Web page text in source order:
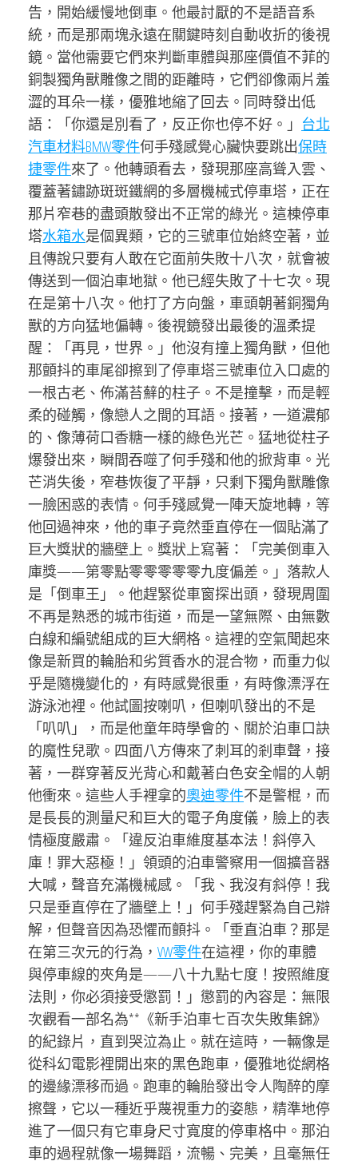
告，開始緩慢地倒車。他最討厭的不是語音系
統，而是那兩塊永遠在關鍵時刻自動收折的後視
鏡。當他需要它們來判斷車體與那座價值不菲的
銅製獨角獸雕像之間的距離時，它們卻像兩片羞
澀的耳朵一樣，優雅地縮了回去。同時發出低
語：「你還是別看了，反正你也停不好。」 台北
汽車材料BMW零件何手殘感覺心臟快要跳出保時
捷零件來了。他轉頭看去，發現那座高聳入雲、
覆蓋著鏽跡斑斑鐵網的多層機械式停車塔，正在
那片窄巷的盡頭散發出不正常的綠光。這棟停車
塔水箱水是個異類，它的三號車位始終空著，並
且傳說只要有人敢在它面前失敗十八次，就會被
傳送到一個泊車地獄。他已經失敗了十七次。現
在是第十八次。他打了方向盤，車頭朝著銅獨角
獸的方向猛地偏轉。後視鏡發出最後的溫柔提
醒：「再見，世界。」他沒有撞上獨角獸，但他
那顫抖的車尾卻擦到了停車塔三號車位入口處的
一根古老、佈滿苔蘚的柱子。不是撞擊，而是輕
柔的碰觸，像戀人之間的耳語。接著，一道濃郁
的、像薄荷口香糖一樣的綠色光芒。猛地從柱子
爆發出來，瞬間吞噬了何手殘和他的掀背車。光
芒消失後，窄巷恢復了平靜，只剩下獨角獸雕像
一臉困惑的表情。何手殘感覺一陣天旋地轉，等
他回過神來，他的車子竟然垂直停在一個貼滿了
巨大獎狀的牆壁上。獎狀上寫著：「完美倒車入
庫獎——第零點零零零零零九度偏差。」落款人
是「倒車王」。他趕緊從車窗探出頭，發現周圍
不再是熟悉的城市街道，而是一望無際、由無數
白線和編號組成的巨大網格。這裡的空氣聞起來
像是新買的輪胎和劣質香水的混合物，而重力似
乎是隨機變化的，有時感覺很重，有時像漂浮在
游泳池裡。他試圖按喇叭，但喇叭發出的不是
「叭叭」，而是他童年時學會的、關於泊車口訣
的魔性兒歌。四面八方傳來了刺耳的剎車聲，接
著，一群穿著反光背心和戴著白色安全帽的人朝
他衝來。這些人手裡拿的奧迪零件不是警棍，而
是長長的測量尺和巨大的電子角度儀，臉上的表
情極度嚴肅。「違反泊車維度基本法！斜停入
庫！罪大惡極！」領頭的泊車警察用一個擴音器
大喊，聲音充滿機械感。「我、我沒有斜停！我
只是垂直停在了牆壁上！」何手殘趕緊為自己辯
解，但聲音因為恐懼而顫抖。「垂直泊車？那是
在第三次元的行為， VW零件在這裡，你的車體
與停車線的夾角是——八十九點七度！按照維度
法則，你必須接受懲罰！」懲罰的內容是：無限
次觀看一部名為**《新手泊車七百次失敗集錦》
的紀錄片，直到哭泣為止。就在這時，一輛像是
從科幻電影裡開出來的黑色跑車，優雅地從網格
的邊緣漂移而過。跑車的輪胎發出令人陶醉的摩
擦聲，它以一種近乎蔑視重力的姿態，精準地停
進了一個只有它車身尺寸寬度的停車格中。那泊
車的過程就像一場舞蹈，流暢、完美，且毫無任